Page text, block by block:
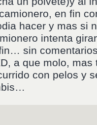
en fin
hacer y mas si
intenta
sin
a que molo,
con pelos y